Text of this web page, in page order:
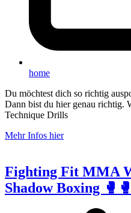
home
Du möchtest dich so richtig
Dann bist du hier genau richtig.
Technique Drills
Mehr Infos hier
Fighting Fit MMA
Shadow Boxing